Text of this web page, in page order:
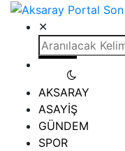
✕
AKSARAY
ASAYİŞ
GÜNDEM
SPOR